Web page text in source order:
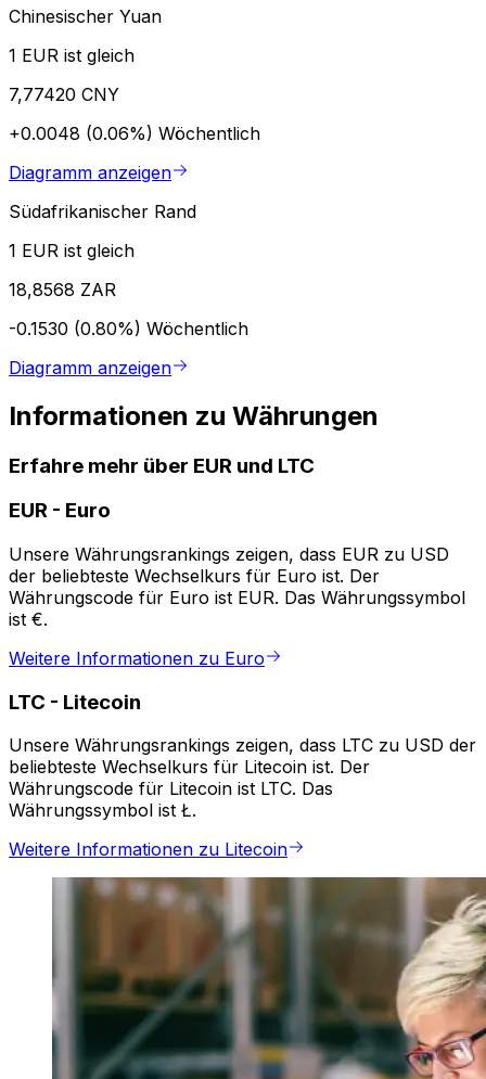
Chinesischer Yuan
1 EUR ist gleich
7,77420 CNY
+0.0048 (0.06%) Wöchentlich
Diagramm anzeigen
Südafrikanischer Rand
1 EUR ist gleich
18,8568 ZAR
-0.1530 (0.80%) Wöchentlich
Diagramm anzeigen
Informationen zu Währungen
Erfahre mehr über EUR und LTC
EUR - Euro
Unsere Währungsrankings zeigen, dass EUR zu USD
der beliebteste Wechselkurs für Euro ist. Der
Währungscode für Euro ist EUR. Das Währungssymbol
ist €.
Weitere Informationen zu Euro
LTC - Litecoin
Unsere Währungsrankings zeigen, dass LTC zu USD der
beliebteste Wechselkurs für Litecoin ist. Der
Währungscode für Litecoin ist LTC. Das
Währungssymbol ist Ł.
Weitere Informationen zu Litecoin